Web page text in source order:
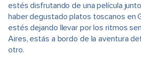
estés disfrutando de una película
haber degustado platos toscanos en
estés dejando llevar por los ritmos
Aires, estás a bordo de la aventura
otro.